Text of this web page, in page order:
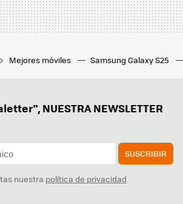
Mejores móviles Samsung Galaxy S25
NUESTRA NEWSLETTER
SUSCRIBIR
nuestra política de privacidad